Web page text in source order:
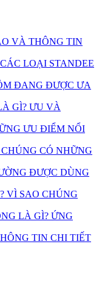
VÀ THÔNG TIN
LOẠI STANDEE
ĐANG ĐƯỢC ƯA
GÌ? ƯU VÀ
ƯU ĐIỂM NỔI
CÓ NHỮNG
ĐƯỢC DÙNG
VÌ SAO CHÚNG
LÀ GÌ? ỨNG
TIN CHI TIẾT